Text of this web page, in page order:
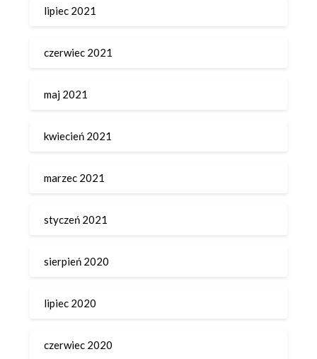
lipiec 2021
czerwiec 2021
maj 2021
kwiecień 2021
marzec 2021
styczeń 2021
sierpień 2020
lipiec 2020
czerwiec 2020